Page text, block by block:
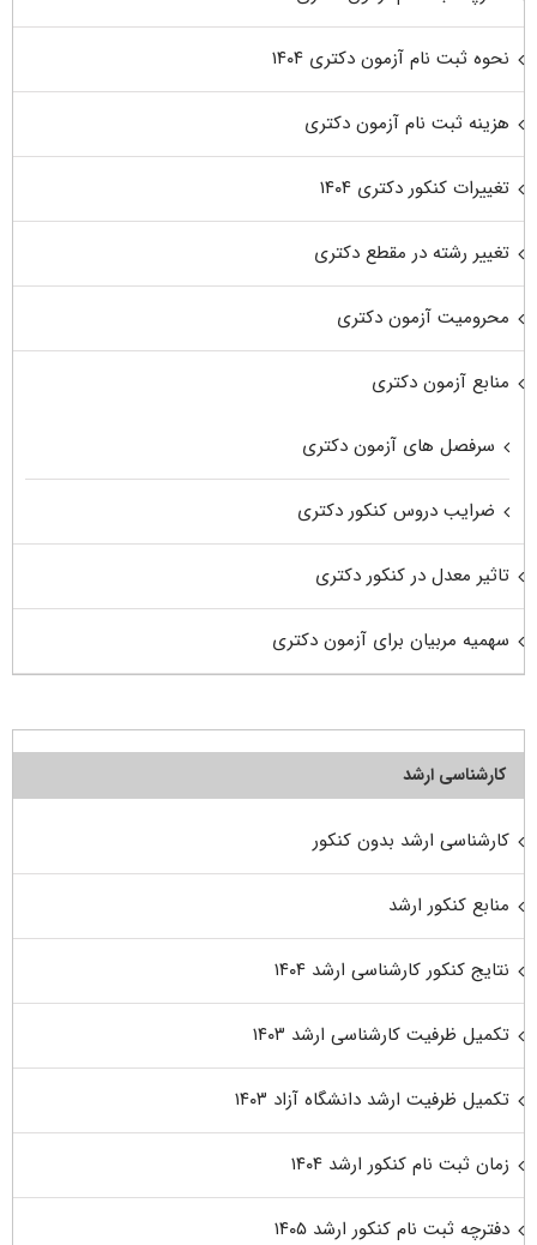
نحوه ثبت نام آزمون دکتری ۱۴۰۴
هزینه ثبت نام آزمون دکتری
تغییرات کنکور دکتری ۱۴۰۴
تغییر رشته در مقطع دکتری
محرومیت آزمون دکتری
منابع آزمون دکتری
سرفصل های آزمون دکتری
ضرایب دروس کنکور دکتری
تاثیر معدل در کنکور دکتری
سهمیه مربیان برای آزمون دکتری
کارشناسی ارشد
کارشناسی ارشد بدون کنکور
منابع کنکور ارشد
نتایج کنکور کارشناسی ارشد ۱۴۰۴
تکمیل ظرفیت کارشناسی ارشد ۱۴۰۳
تکمیل ظرفیت ارشد دانشگاه آزاد ۱۴۰۳
زمان ثبت نام کنکور ارشد ۱۴۰۴
دفترچه ثبت نام کنکور ارشد ۱۴۰۵